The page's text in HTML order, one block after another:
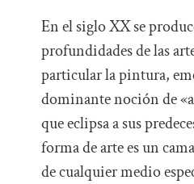
En el siglo XX se
profundidades de las
particular la pintura,
dominante noción de
que eclipsa a sus
forma de arte es un
de cualquier medio